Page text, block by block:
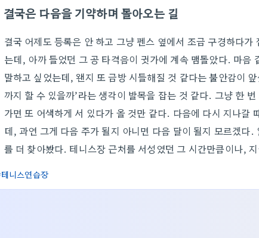
결국은 다음을 기약하며 돌아오는 길
결국 어제도 등록은 안 하고 그냥 펜스 옆에서 조금 구경하다
는데, 아까 들었던 그 공 타격음이 귓가에 계속 맴돌았다. 마음
말하고 싶었는데, 왠지 또 금방 시들해질 것 같다는 불안감이
까지 할 수 있을까’라는 생각이 발목을 잡는 것 같다. 그냥 한
가면 또 어색하게 서 있다가 올 것만 같다. 다음에 다시 지나갈
데, 과연 그게 다음 주가 될지 아니면 다음 달이 될지 모르겠다
를 더 찾아봤다. 테니스장 근처를 서성였던 그 시간만큼이나,
테니스연습장